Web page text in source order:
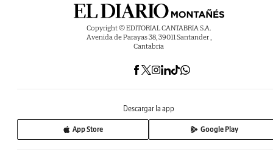
Copyright © EDITORIAL CANTABRIA S.A.
Avenida de Parayas 38, 39011 Santander ,
Cantabria
Descargar la app
App Store Google Play